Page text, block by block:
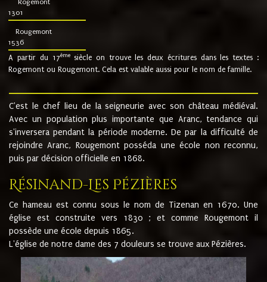
Rogemont
1301
Rougemont
1536
A partir du 17ème siècle on trouve les deux écritures dans les textes :
Rogemont ou Rougemont. Cela est valable aussi pour le nom de famille.
C'est le chef lieu de la seigneurie avec son château médiéval.
Avec un population plus importante que Aranc, tendance qui
s'inversera pendant la période moderne. De par la difficulté de
rejoindre Aranc, Rougemont posséda une école non reconnu,
puis par décision officielle en 1868.
Résinand-Les Pézières
Ce hameau est connu sous le nom de Tizenan en 1670. Une
église est construite vers 1830 ; et comme Rougemont il
possède une école depuis 1865.
L'église de notre dame des 7 douleurs se trouve aux Pézières.